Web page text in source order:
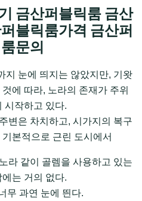
금산퍼블릭룸 금산
블릭룸가격 금산퍼
문의
지 눈에 띄지는 않았지만, 기왓
에 따라, 노라의 존재가 주위
시작하고 있다.
변은 차치하고, 시가지의 복구
본적으로 근린 도시에서
라 같이 골렘을 사용하고 있는
는 거의 없다.
무 과연 눈에 띈다.